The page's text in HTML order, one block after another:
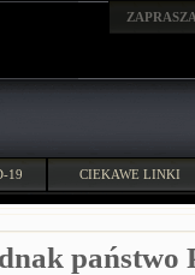
19 CIEKAWE LINKI
państwo